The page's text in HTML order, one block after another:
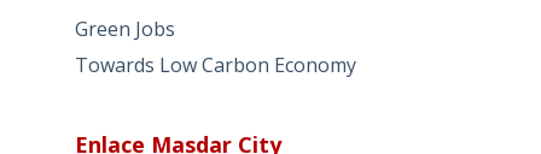
Green Jobs
Towards Low Carbon Economy
Enlace Masdar City